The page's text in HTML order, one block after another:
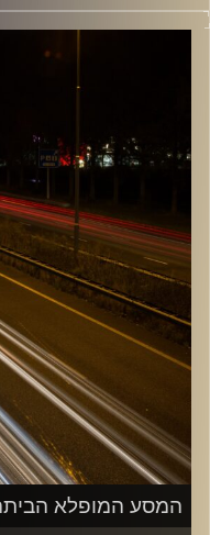
מוזיקה שתלווה אותנו
הביתה בשלום עם נעם
קרדיט תמונות:
המסע המופלא